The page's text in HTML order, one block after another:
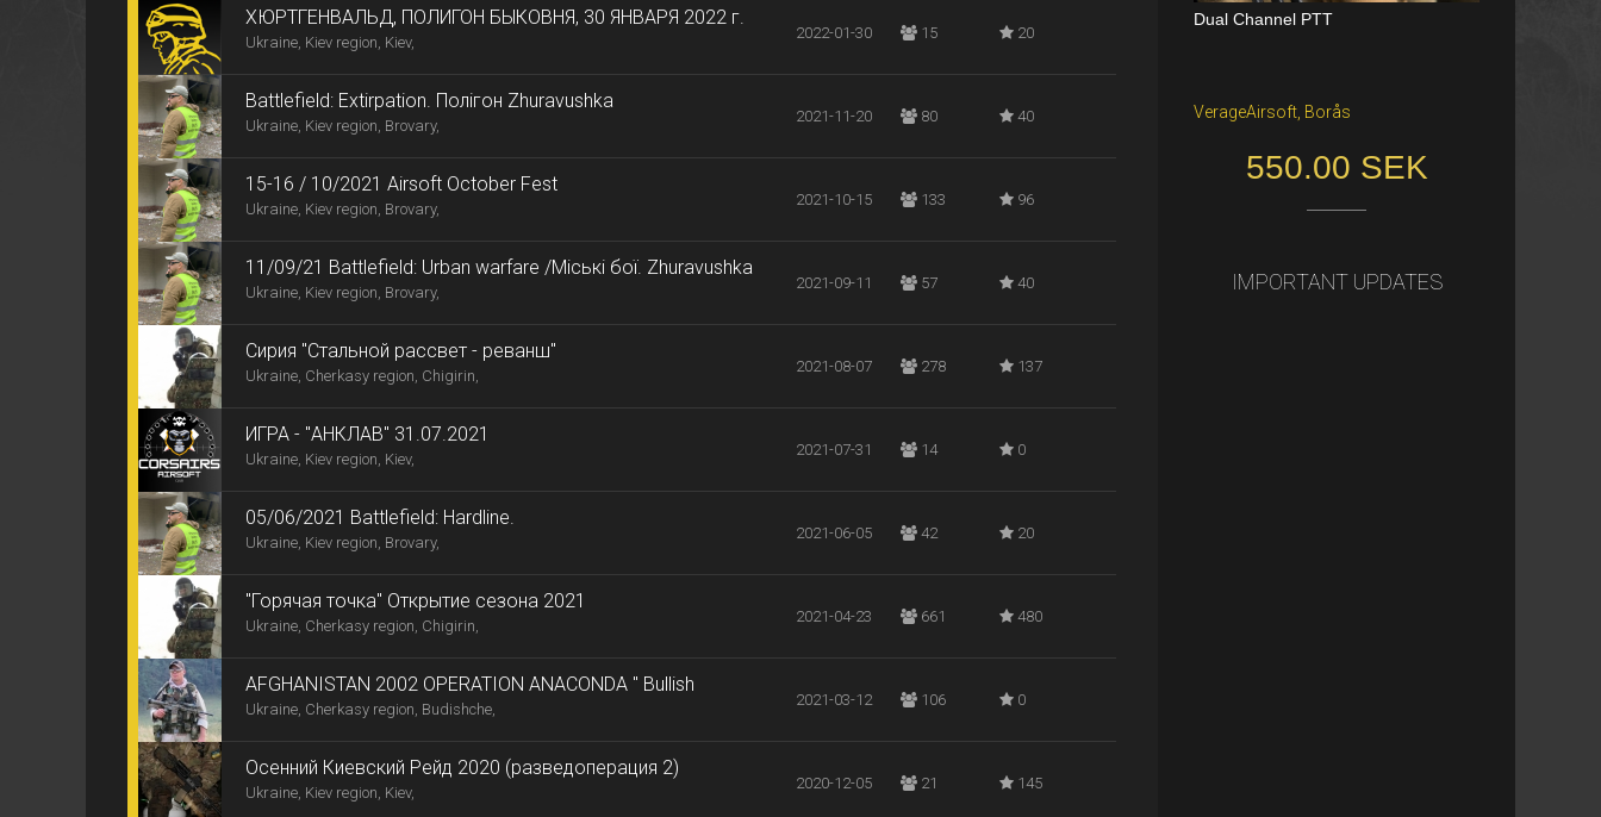
ХЮРТГЕНВАЛЬД, ПОЛИГОН БЫКОВНЯ, 30 ЯНВАРЯ 2022 г.
Ukraine, Kiev region, Kiev,
2022-01-30 15 20
Battlefield: Extirpation. Полігон Zhuravushka
Ukraine, Kiev region, Brovary,
2021-11-20 80 40
15-16 / 10/2021 Airsoft October Fest
Ukraine, Kiev region, Brovary,
2021-10-15 133 96
11/09/21 Battlefield: Urban warfare /Міські бої. Zhuravushka
Ukraine, Kiev region, Brovary,
2021-09-11 57 40
Сирия "Стальной рассвет - реванш"
Ukraine, Cherkasy region, Chigirin,
2021-08-07 278 137
ИГРА - "АНКЛАВ" 31.07.2021
Ukraine, Kiev region, Kiev,
2021-07-31 14 0
05/06/2021 Battlefield: Hardline.
Ukraine, Kiev region, Brovary,
2021-06-05 42 20
"Горячая точка" Открытие сезона 2021
Ukraine, Cherkasy region, Chigirin,
2021-04-23 661 480
AFGHANISTAN 2002 OPERATION ANACONDA " Bullish
Divergence"
Ukraine, Cherkasy region, Budishche,
2021-03-12 106 0
Осенний Киевский Рейд 2020 (разведоперация 2)
Ukraine, Kiev region, Kiev,
2020-12-05 21 145
Dual Channel PTT
VerageAirsoft, Borås
550.00 SEK
Katana Battle Belt / Color: Ranger Gr
Freiburg im Breisgau
40.00 €
IMPORTANT UPDATES